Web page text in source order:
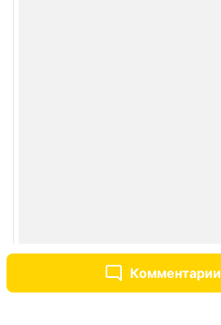
Комментарии